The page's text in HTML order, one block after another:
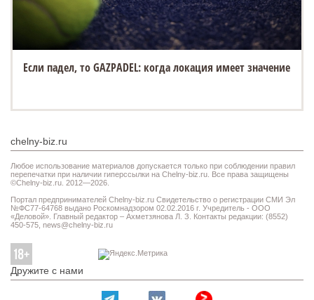
Если падел, то GAZPADEL: когда локация имеет значение
chelny-biz.ru
Любое использование материалов допускается только при соблюдении правил
перепечатки при наличии гиперссылки на Chelny-biz.ru. Все права защищены
©Chelny-biz.ru. 2012—2026.
Портал предпринимателей Chelny-biz.ru Свидетельство о регистрации СМИ Эл
№ФС77-64768 выдано Роскомнадзором 02.02.2016 г. Учредитель - ООО
«Деловой». Главный редактор – Ахметзянова Л. З. Контакты редакции: (8552)
450-575, news@chelny-biz.ru
Дружите с нами